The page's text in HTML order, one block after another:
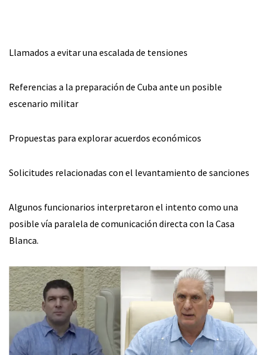
Llamados a evitar una escalada de tensiones
Referencias a la preparación de Cuba ante un posible
escenario militar
Propuestas para explorar acuerdos económicos
Solicitudes relacionadas con el levantamiento de sanciones
Algunos funcionarios interpretaron el intento como una
posible vía paralela de comunicación directa con la Casa
Blanca.